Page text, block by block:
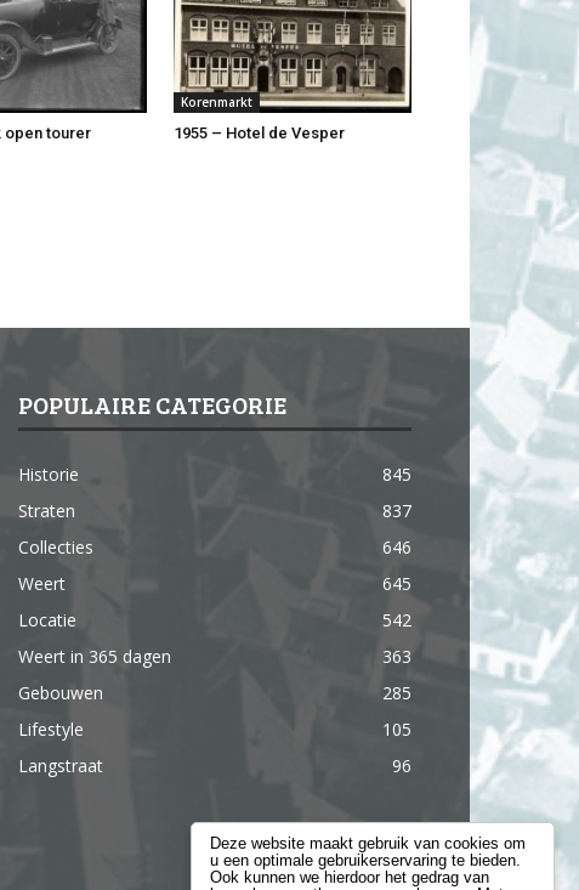
open tourer
Korenmarkt
1955 – Hotel de Vesper
POPULAIRE CATEGORIE
Historie
845
Straten
837
Collecties
646
Weert
645
Locatie
542
Weert in 365 dagen
363
Gebouwen
285
Lifestyle
105
Langstraat
96
Deze website maakt gebruik van cookies om
u een optimale gebruikerservaring te bieden.
Ook kunnen we hierdoor het gedrag van